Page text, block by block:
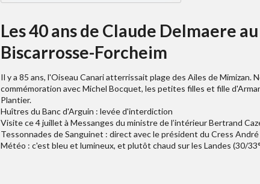
Les 40 ans de Claude Delmaere
Biscarrosse-Forcheim
Il y a 85 ans, l'Oiseau Canari atterrissait plage des Ailes de
commémoration avec Michel Bocquet, les petites filles et fille
Plantier.
Huîtres du Banc d'Arguin : levée d'interdiction
Visite ce 4 juillet à Messanges du ministre de l’intérieur Bertrand
Tessonnades de Sanguinet : direct avec le président du Cress André
Météo : c'est bleu et lumineux, et plutôt chaud sur les Landes (30/